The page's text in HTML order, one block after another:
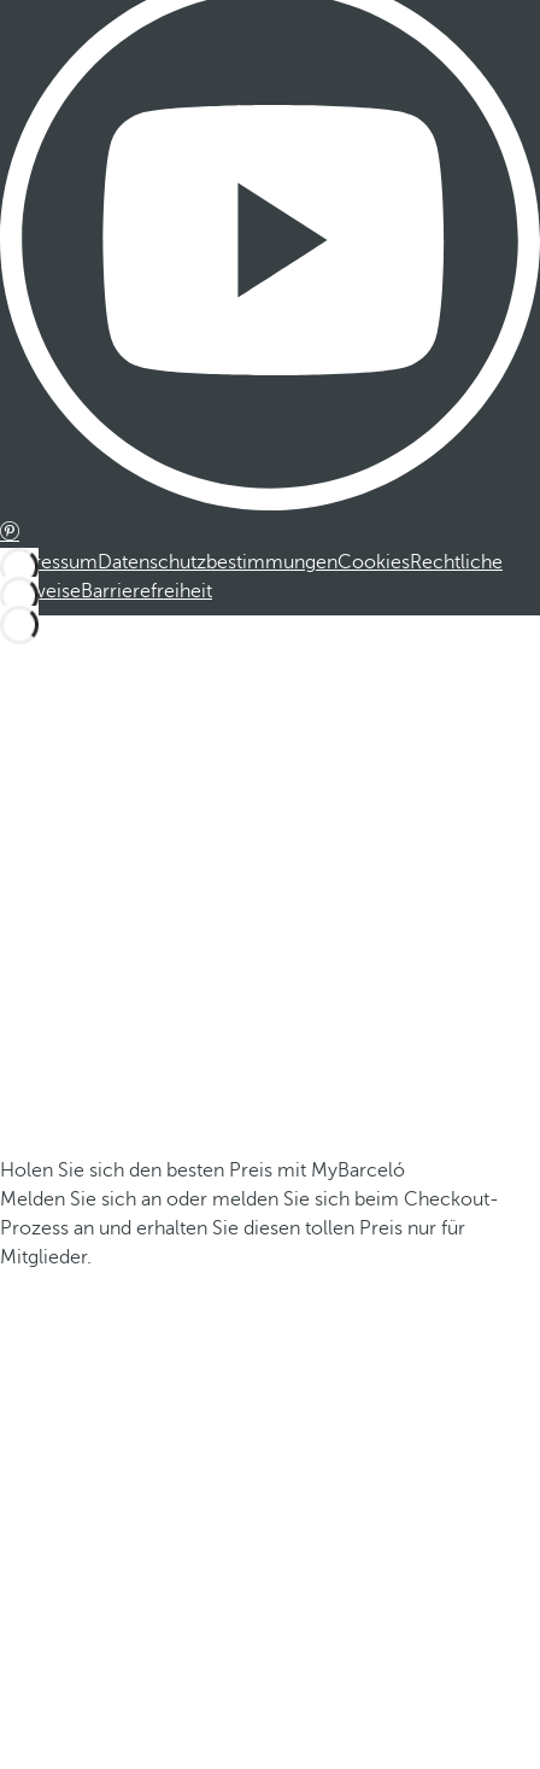
ImpressumDatenschutzbestimmungenCookiesRechtliche
HinweiseBarrierefreiheit
Holen Sie sich den besten Preis mit MyBarceló
Melden Sie sich an oder melden Sie sich beim Checkout-
Prozess an und erhalten Sie diesen tollen Preis nur für
Mitglieder.